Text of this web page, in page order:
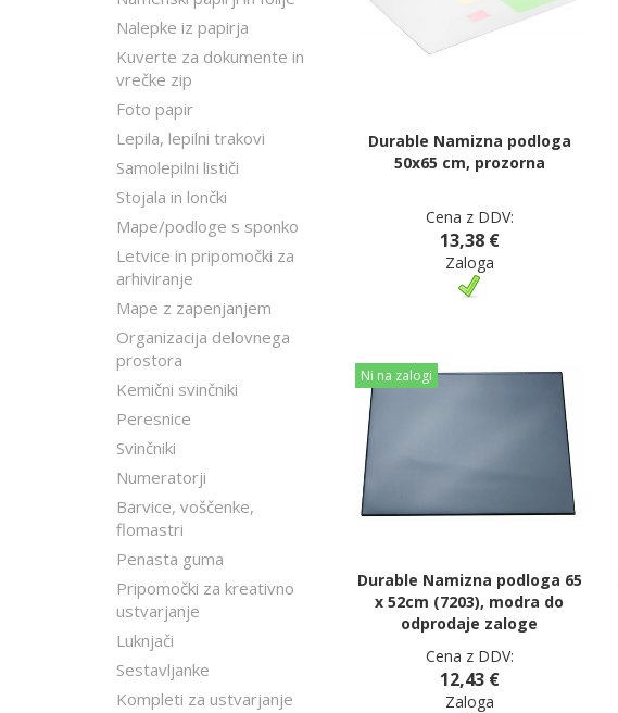
Nalepke iz papirja
Kuverte za dokumente in
vrečke zip
Foto papir
Lepila, lepilni trakovi
Samolepilni lističi
Stojala in lončki
Mape/podloge s sponko
Letvice in pripomočki za
arhiviranje
Mape z zapenjanjem
Organizacija delovnega
prostora
Kemični svinčniki
Peresnice
Svinčniki
Numeratorji
Barvice, voščenke,
flomastri
Penasta guma
Pripomočki za kreativno
ustvarjanje
Luknjači
Sestavljanke
Kompleti za ustvarjanje
Durable Namizna podloga
50x65 cm, prozorna
Cena z DDV:
13,38 €
Zaloga
Ni na zalogi
Durable Namizna podloga 65
x 52cm (7203), modra do
odprodaje zaloge
Cena z DDV:
12,43 €
Zaloga